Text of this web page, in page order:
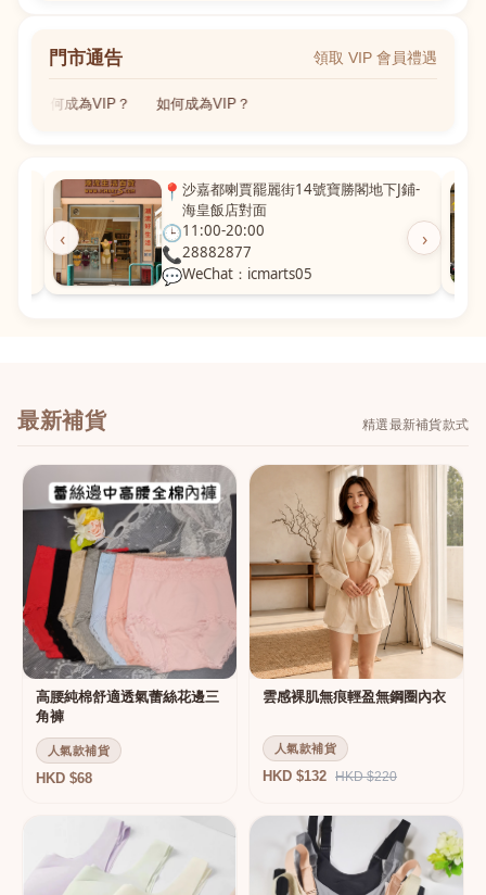
門市通告 領取 VIP 會員禮遇
如何成為VIP？ 如何成為VIP？
‹ ›
📍 沙嘉都喇賈罷麗街14號寶勝閣地下J鋪-
海皇飯店對面
🕒11:00-20:00
📞28882877
💬WeChat：icmarts05
最新補貨 精選最新補貨款式
高腰純棉舒適透氣蕾絲花邊三
角褲
人氣款補貨
HKD $68
雲感裸肌無痕輕盈無鋼圈內衣
人氣款補貨
HKD $132 HKD $220